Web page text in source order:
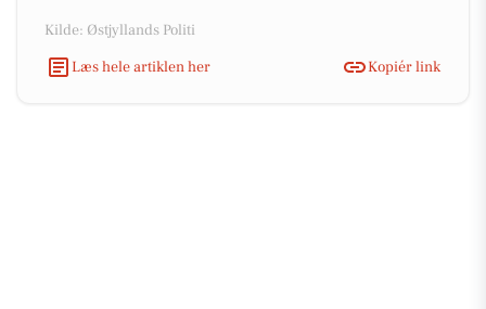
Kilde: Østjyllands Politi
Læs hele artiklen her
Kopiér link